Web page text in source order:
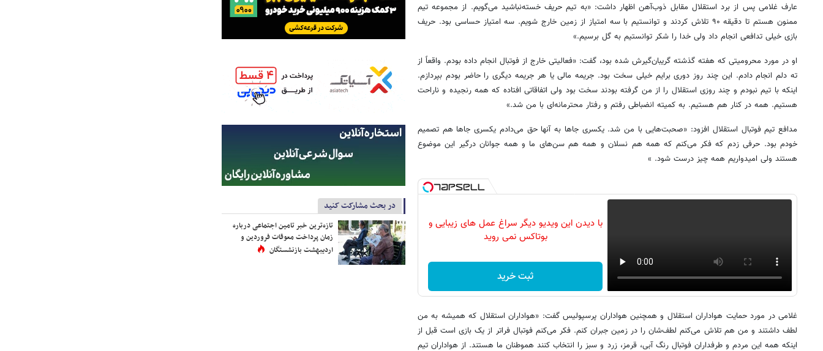
عارف غلامی پس از برد استقلال مقابل ذوب‌آهن اظهار داشت: «به تیم حریف خسته‌نباشید می‌گویم. از مجموعه تیم
ممنون هستم تا دقیقه ۹۰ تلاش کردند و توانستیم با سه امتیاز از زمین خارج شویم. سه امتیاز حساسی بود. حریف
بازی خیلی تدافعی انجام داد ولی خدا را شکر توانستیم به گل برسیم.»
او در مورد محرومیتی که هفته گذشته گریبان‌گیرش شده بود، گفت: «فعالیتی خارج از فوتبال انجام داده بودم. واقعاً از
ته دلم انجام دادم. این چند روز دوری برایم خیلی سخت بود. جریمه مالی یا هر جریمه دیگری را حاضر بودم بپردازم.
اینکه با تیم نبودم و چند روزی استقلال را از من گرفته بودند سخت بود ولی اتفاقاتی افتاده که همه رنجیده و ناراحت
هستیم. همه در کنار هم هستیم. به کمیته انضباطی رفتم و رفتار محترمانه‌ای با من شد.»
مدافع تیم فوتبال استقلال افزود: «صحبت‌هایی با من شد. یکسری جاها به آنها حق می‌دادم یکسری جاها هم تصمیم
خودم بود. حرفی زدم که فکر می‌کنم که همه هم نسلان و همه هم سن‌های ما و همه جوانان درگیر این موضوع
هستند ولی امیدواریم همه چیز درست شود. »
با دیدن این ویدیو دیگر سراغ عمل های زیبایی و
بوتاکس نمی روید
ثبت خرید
غلامی در مورد حمایت هواداران استقلال و همچنین هواداران پرسپولیس گفت:‌ «هواداران استقلال که همیشه به من
لطف داشتند و من هم تلاش می‌کنم لطف‌شان را در زمین جبران کنم. فکر می‌کنم فوتبال فراتر از یک بازی است قبل از
اینکه همه این مردم و طرفداران فوتبال رنگ آبی، قرمز، زرد و سبز را انتخاب کنند هموطنان‌ ما هستند. از هواداران تیم
در بحث مشارکت کنید
تازه‌ترین خبر تامین اجتماعی درباره
زمان پرداخت معوقات فروردین و
اردیبهشت بازنشستگان